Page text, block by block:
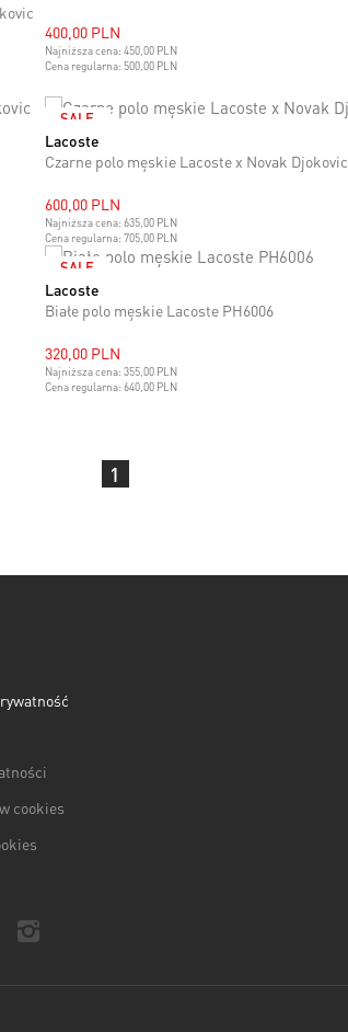
400,00 PLN
Najniższa cena: 450,00 PLN
Cena regularna: 500,00 PLN
SALE
M L
Lacoste
Czarne polo męskie Lacoste x Novak Djokovic
600,00 PLN
Najniższa cena: 635,00 PLN
Cena regularna: 705,00 PLN
SALE
XL
Lacoste
Białe polo męskie Lacoste PH6006
320,00 PLN
Najniższa cena: 355,00 PLN
Cena regularna: 640,00 PLN
1
cookies